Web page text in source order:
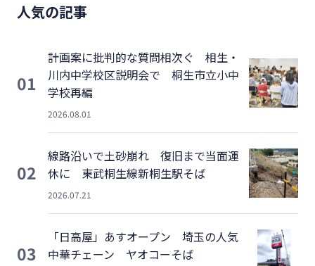
人気の記事
01
計画案に批判的な質問相次ぐ 相生・
川内中学校区説明会で 桐生市立小中
学校再編
2026.08.01
02
線路沿いで土砂崩れ 復旧まで当面運
休に 東武桐生線新桐生駅そば
2026.07.21
03
「日高屋」あすオープン 埼玉の人気
中華チェーン ヤオコーそば